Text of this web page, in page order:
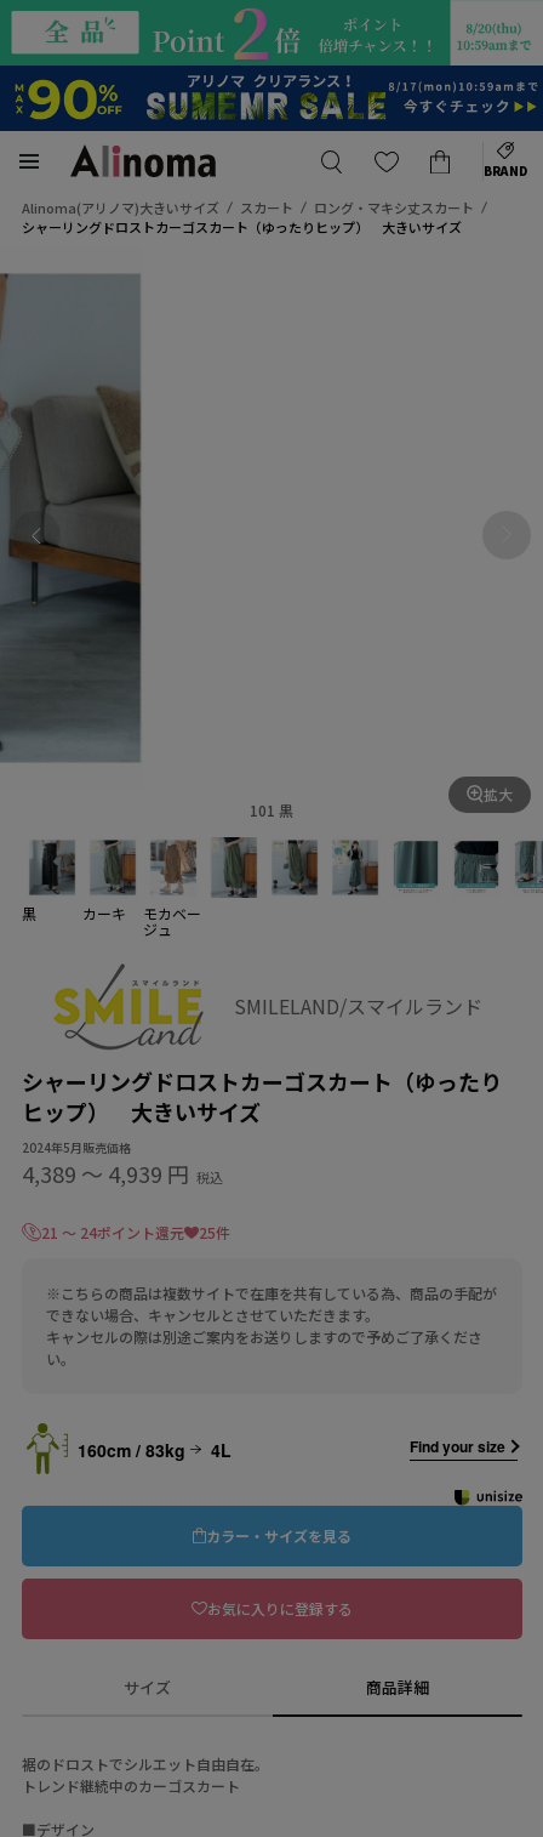
BRAND
Alinoma(アリノマ)大きいサイズ スカート
ロング・マキシ丈スカート
シャーリングドロストカーゴスカート（ゆったりヒップ） 大きいサイズ
101 黒
拡大
黒 カーキ モカベー
ジュ
SMILELAND/スマイルランド
シャーリングドロストカーゴスカート（ゆったり
ヒップ） 大きいサイズ
2024年5月販売価格
4,389 〜 4,939 円 税込
21 ～ 24ポイント還元 25件
※こちらの商品は複数サイトで在庫を共有している為、商品の手配が
できない場合、キャンセルとさせていただきます。
キャンセルの際は別途ご案内をお送りしますので予めご了承くださ
い。
160cm / 83kg 4L Find your size
カラー・サイズを見る
お気に入りに登録する
サイズ 商品詳細
裾のドロストでシルエット自由自在。
トレンド継続中のカーゴスカート
■デザイン